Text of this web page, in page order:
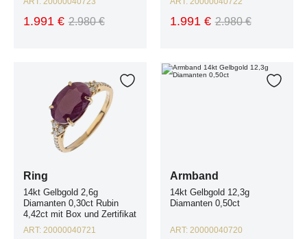
2.980 €
1.991 € 2.980 €
1.991 €
Ring
14kt Gelbgold 2,6g
Diamanten 0,30ct Rubin
4,42ct mit Box und Zertifikat
Zur Wunschliste hinzufügen
ART: 20000040721
Ring 14kt Gelbgold 2,6g Diamanten 0,30ct Rubin 4,42ct mit Box und
Armband
14kt Gelbgold 12,3g
Diamanten 0,50ct
Zur
ART: 20000040720
Armband 14kt Gelbgold 12,3g